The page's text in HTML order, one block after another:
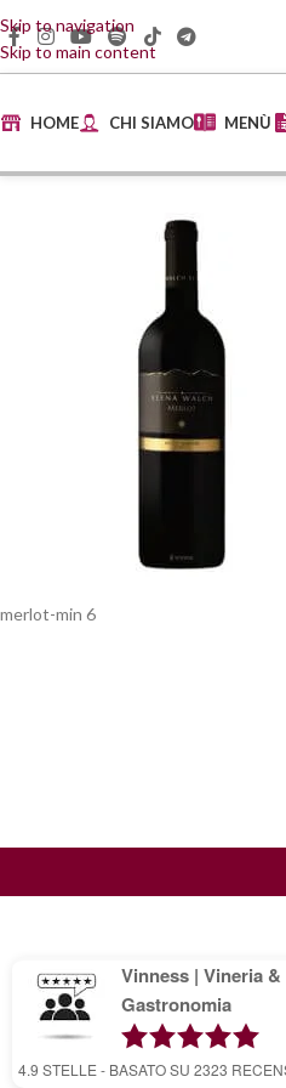
Skip to navigation
Skip to main content
HOME CHI SIAMO MENÙ
merlot-min 6
Vinness | Vineria &
Gastronomia
4.9 STELLE - BASATO SU 2323